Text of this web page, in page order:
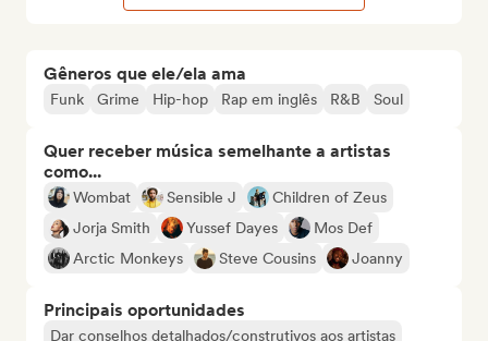
Gêneros que ele/ela ama
Funk Grime Hip-hop Rap em inglês R&B Soul
Quer receber música semelhante a artistas
como...
Wombat Sensible J
Children of Zeus
Jorja Smith
Yussef Dayes
Mos Def
Arctic Monkeys
Steve Cousins Joanny
Principais oportunidades
Dar conselhos detalhados/construtivos aos artistas